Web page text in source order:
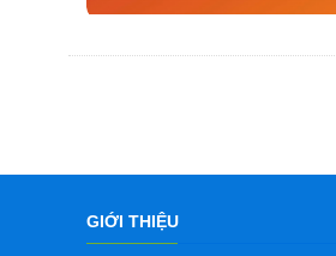
GIỚI THIỆU